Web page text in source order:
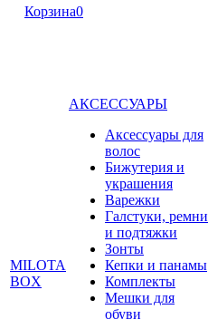
Корзина0
MILOTA
BOX
АКСЕССУАРЫ
Аксессуары для
волос
Бижутерия и
украшения
Варежки
Галстуки, ремни
и подтяжки
Зонты
Кепки и панамы
Комплекты
Мешки для
обуви